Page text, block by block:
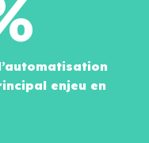
enjeu en